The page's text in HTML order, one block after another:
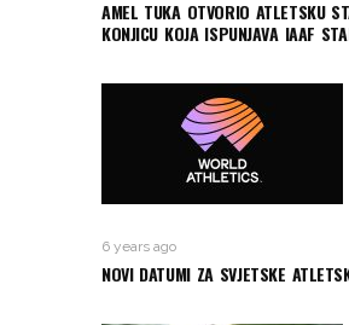
AMEL TUKA OTVORIO ATLETSKU
KONJICU KOJA ISPUNJAVA IAAF
6 years ago
NOVI DATUMI ZA SVJETSKE